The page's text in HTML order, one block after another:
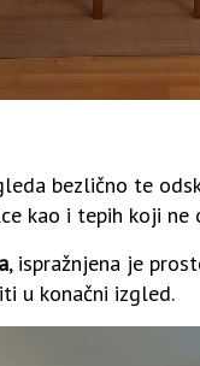
bezlično te
kao i tepih koji ne
, ispražnjena je
u konačni izgled.